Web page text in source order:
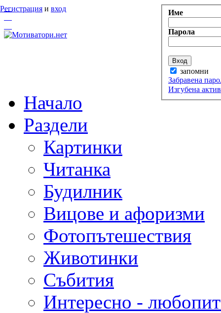
Регистрация и вход Име
Парола
запомни
Забравена
Изгубена
Начало
Раздели
Картинки
Читанка
Будилник
Вицове и афоризми
Фотопътешествия
Животинки
Събития
Интересно -